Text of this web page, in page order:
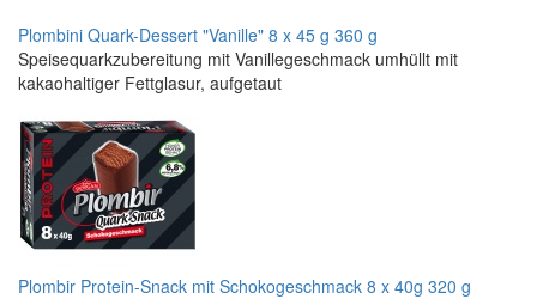
Plombini Quark-Dessert "Vanille" 8 x 45 g 360 g
Speisequarkzubereitung mit Vanillegeschmack umhüllt mit
kakaohaltiger Fettglasur, aufgetaut
Plombir Protein-Snack mit Schokogeschmack 8 x 40g 320 g